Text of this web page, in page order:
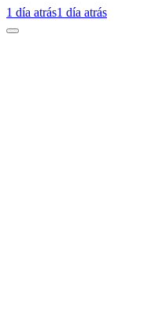
1 día atrás1 día atrás